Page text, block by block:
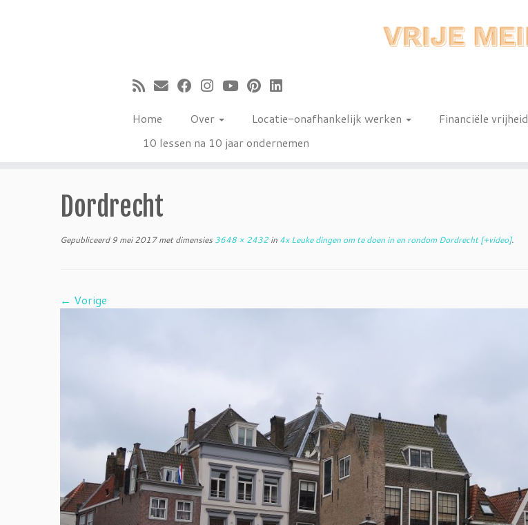
Home Over Locatie-onafhankelijk werken Financiële vrijheid
10 lessen na 10 jaar ondernemen
Dordrecht
Gepubliceerd 9 mei 2017met dimensies 3648 × 2432 in 4x Leuke dingen om te doen in en rondom Dordrecht [+video].
← Vorige